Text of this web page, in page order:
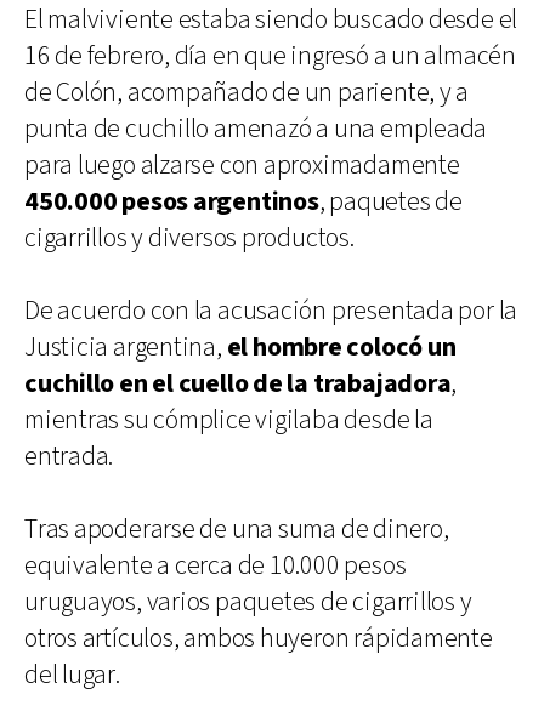
El malviviente estaba siendo buscado desde el
16 de febrero, día en que ingresó a un almacén
de Colón, acompañado de un pariente, y a
punta de cuchillo amenazó a una empleada
para luego alzarse con aproximadamente
450.000 pesos argentinos, paquetes de
cigarrillos y diversos productos.
De acuerdo con la acusación presentada por la
Justicia argentina, el hombre colocó un
cuchillo en el cuello de la trabajadora,
mientras su cómplice vigilaba desde la
entrada.
Tras apoderarse de una suma de dinero,
equivalente a cerca de 10.000 pesos
uruguayos, varios paquetes de cigarrillos y
otros artículos, ambos huyeron rápidamente
del lugar.